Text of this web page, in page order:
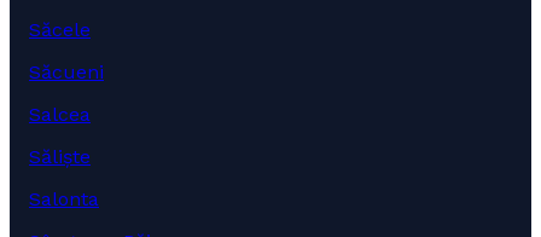
Săcele
Săcueni
Salcea
Săliște
Salonta